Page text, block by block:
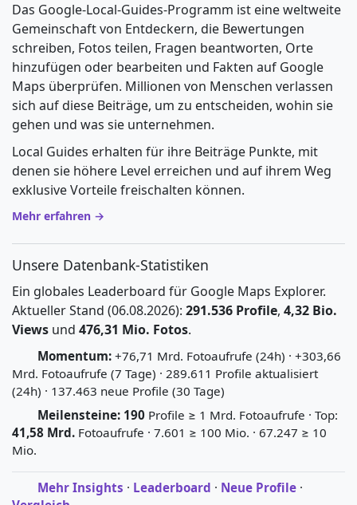
Das Google-Local-Guides-Programm ist eine weltweite
Gemeinschaft von Entdeckern, die Bewertungen
schreiben, Fotos teilen, Fragen beantworten, Orte
hinzufügen oder bearbeiten und Fakten auf Google
Maps überprüfen. Millionen von Menschen verlassen
sich auf diese Beiträge, um zu entscheiden, wohin sie
gehen und was sie unternehmen.
Local Guides erhalten für ihre Beiträge Punkte, mit
denen sie höhere Level erreichen und auf ihrem Weg
exklusive Vorteile freischalten können.
Mehr erfahren →
Unsere Datenbank-Statistiken
Ein globales Leaderboard für Google Maps Explorer.
Aktueller Stand (06.08.2026): 291.536 Profile, 4,32 Bio.
Views und 476,31 Mio. Fotos.
Momentum: +76,71 Mrd. Fotoaufrufe (24h) · +303,66
Mrd. Fotoaufrufe (7 Tage) · 289.611 Profile aktualisiert
(24h) · 137.463 neue Profile (30 Tage)
Meilensteine: 190 Profile ≥ 1 Mrd. Fotoaufrufe · Top:
41,58 Mrd. Fotoaufrufe · 7.601 ≥ 100 Mio. · 67.247 ≥ 10
Mio.
Mehr Insights · Leaderboard · Neue Profile ·